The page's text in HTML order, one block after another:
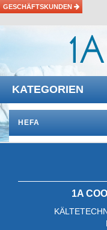
GESCHÄFTSKUNDEN
KATEGORIEN
HEFA
1A